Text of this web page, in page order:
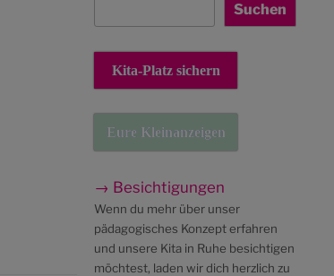
Suchen
Kita-Platz sichern
Eure Kleinanzeigen
→ Besichtigungen
Wenn du mehr über unser
pädagogisches Konzept erfahren
und unsere Kita in Ruhe besichtigen
möchtest, laden wir dich herzlich zu